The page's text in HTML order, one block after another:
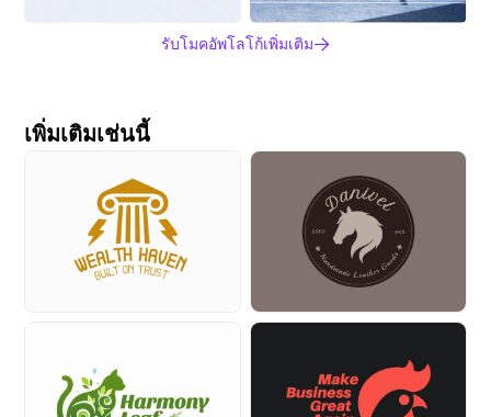
รับโมคอัพโลโก้เพิ่มเติม
เพิ่มเติมเช่นนี้